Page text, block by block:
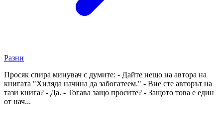
Разни
Просяк спира минувач с думите: - Дайте нещо на автора на
книгата "Хиляда начина да забогатеем." - Вие сте авторът на
тази книга? - Да. - Тогава защо просите? - Защото това е един
от нач...